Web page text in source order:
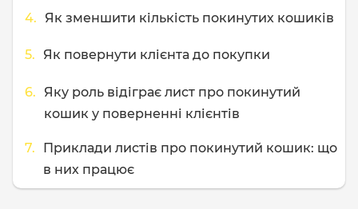
Як зменшити кількість покинутих кошиків
Як повернути клієнта до покупки
Яку роль відіграє лист про покинутий
кошик у поверненні клієнтів
Приклади листів про покинутий кошик: що
в них працює